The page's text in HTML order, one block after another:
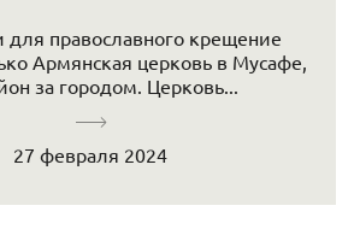
православного крещение
Армянская церковь в Мусафе,
за городом. Церковь...
27 февраля 2024